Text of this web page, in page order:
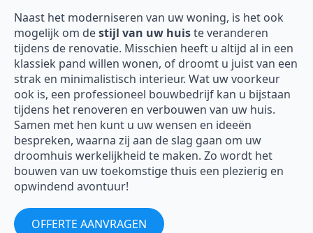
Naast het moderniseren van uw woning, is het ook
mogelijk om destijl van uw huiste veranderen
tijdens de renovatie. Misschien heeft u altijd al in een
klassiek pand willen wonen, of droomt u juist van een
strak en minimalistisch interieur. Wat uw voorkeur
ook is, een professioneel bouwbedrijf kan u bijstaan
tijdens het renoveren en verbouwen van uw huis.
Samen met hen kunt u uw wensen en ideeën
bespreken, waarna zij aan de slag gaan om uw
droomhuis werkelijkheid te maken. Zo wordt het
bouwen van uw toekomstige thuis een plezierig en
opwindend avontuur!
OFFERTE AANVRAGEN